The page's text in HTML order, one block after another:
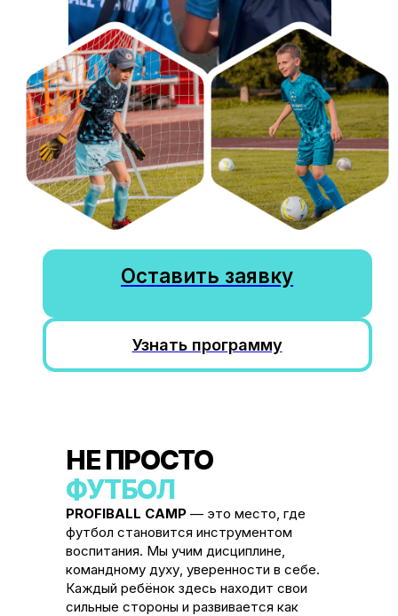
Узнать программу
НЕ ПРОСТО
ФУТБОЛ
PROFIBALL CAMP — это место, где
футбол становится инструментом
воспитания. Мы учим дисциплине,
командному духу, уверенности в себе.
Каждый ребёнок здесь находит свои
сильные стороны и развивается как